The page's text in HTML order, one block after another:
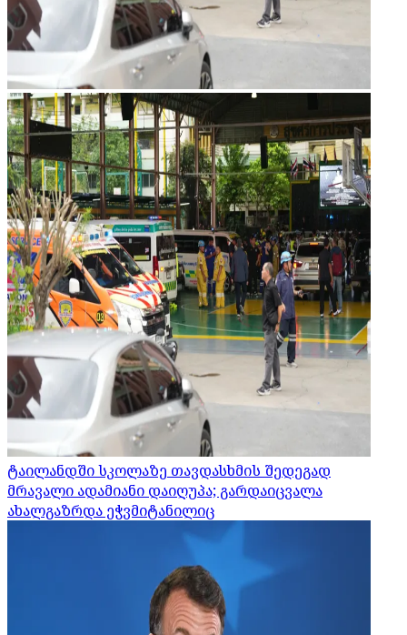
ტაილანდში სკოლაზე თავდასხმის შედეგად
მრავალი ადამიანი დაიღუპა; გარდაიცვალა
ახალგაზრდა ეჭვმიტანილიც